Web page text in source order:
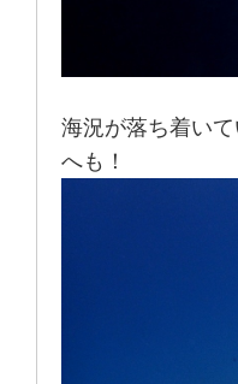
海況が落ち着い
へも！